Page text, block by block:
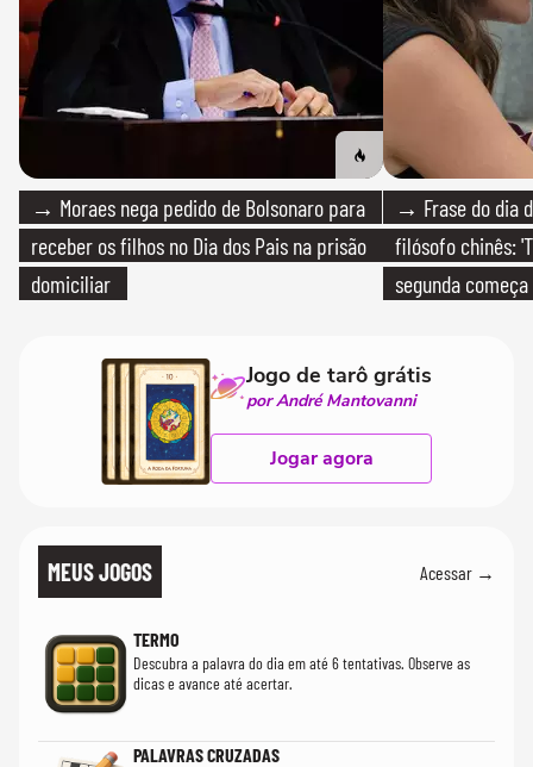
→ Moraes nega pedido de Bolsonaro para
receber os filhos no Dia dos Pais na prisão
domiciliar
→ Frase do dia
filósofo chinês:
segunda
Jogo de tarô grátis
por André Mantovanni
Jogar agora
MEUS JOGOS Acessar →
TERMO
Descubra a palavra do dia em até 6 tentativas. Observe as
dicas e avance até acertar.
PALAVRAS CRUZADAS